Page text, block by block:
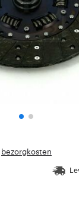
bezorgkosten